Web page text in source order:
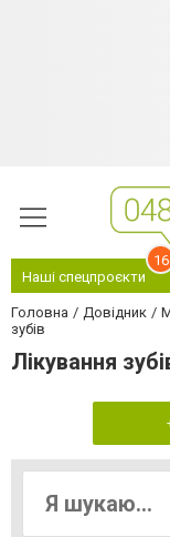
Наші спецпроєкти
16
Головна Довідник
зубів
Лікування